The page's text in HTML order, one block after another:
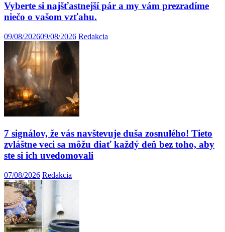
Vyberte si najšťastnejší pár a my vám prezradíme
niečo o vašom vzťahu.
09/08/202609/08/2026 Redakcia
7 signálov, že vás navštevuje duša zosnulého! Tieto
zvláštne veci sa môžu diať každý deň bez toho, aby
ste si ich uvedomovali
07/08/2026 Redakcia